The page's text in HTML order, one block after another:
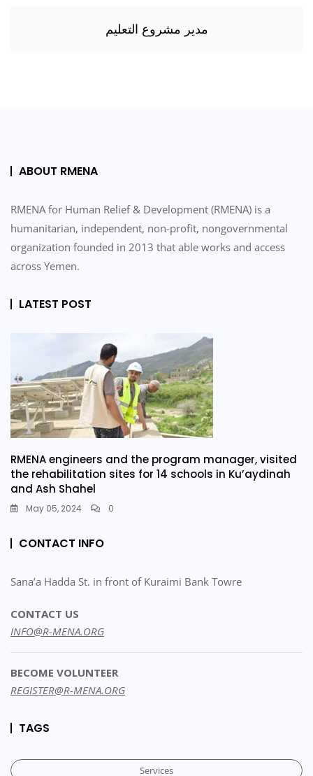
مدير مشروع التعليم
ABOUT RMENA
RMENA for Human Relief & Development (RMENA) is a
humanitarian, independent, non-profit, nongovernmental
organization founded in 2013 that able works and access
across Yemen.
LATEST POST
RMENA engineers and the program manager, visited
the rehabilitation sites for 14 schools in Ku’aydinah
and Ash Shahel
May 05, 2024 0
CONTACT INFO
Sana’a Hadda St. in front of Kuraimi Bank Towre
CONTACT US
INFO@R-MENA.ORG
BECOME VOLUNTEER
REGISTER@R-MENA.ORG
TAGS
Services